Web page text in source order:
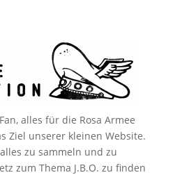
alles für die Rosa Armee
Ziel unserer kleinen Website.
zu sammeln und zu
zum Thema J.B.O. zu finden